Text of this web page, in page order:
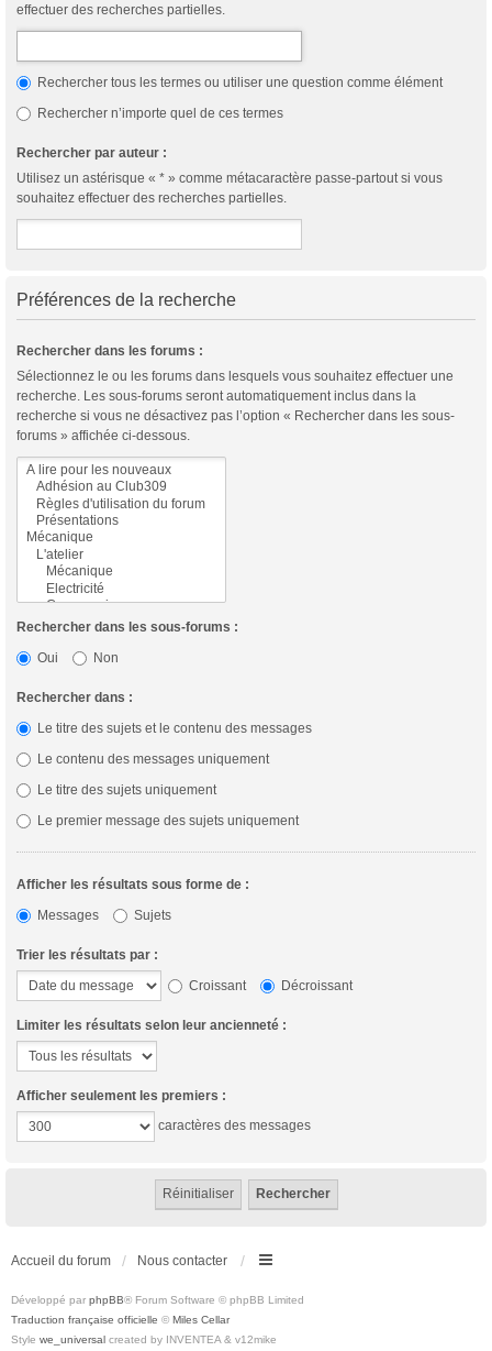
effectuer des recherches partielles.
Rechercher tous les termes ou utiliser une question comme élément
Rechercher n’importe quel de ces termes
Rechercher par auteur :
Utilisez un astérisque « * » comme métacaractère passe-partout si vous
souhaitez effectuer des recherches partielles.
Préférences de la recherche
Rechercher dans les forums :
Sélectionnez le ou les forums dans lesquels vous souhaitez effectuer une
recherche. Les sous-forums seront automatiquement inclus dans la
recherche si vous ne désactivez pas l’option « Rechercher dans les sous-
forums » affichée ci-dessous.
Rechercher dans les sous-forums :
Oui
Non
Rechercher dans :
Le titre des sujets et le contenu des messages
Le contenu des messages uniquement
Le titre des sujets uniquement
Le premier message des sujets uniquement
Afficher les résultats sous forme de :
Messages
Sujets
Trier les résultats par :
Croissant
Décroissant
Limiter les résultats selon leur ancienneté :
Afficher seulement les premiers :
caractères des messages
Accueil du forum Nous contacter
Développé par phpBB® Forum Software © phpBB Limited
Traduction française officielle © Miles Cellar
Style we_universal created by INVENTEA & v12mike